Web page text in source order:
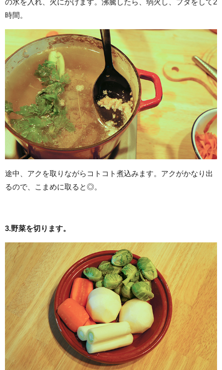
時間。
途中、アクを取りながらコトコト煮込みます。アクがかなり出
るので、こまめに取ると◎。
3.野菜を切ります。